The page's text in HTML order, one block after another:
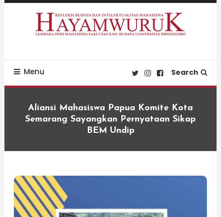
Skip
Menu Search
Aliansi Mahasiswa Papua Komite Kota
Semarang Sayangkan Pernyataan Sikap
BEM Undip